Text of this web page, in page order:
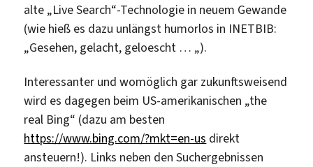
alte „Live Search“-Technologie in neuem Gewande
(wie hieß es dazu unlängst humorlos in INETBIB:
„Gesehen, gelacht, geloescht … „).
Interessanter und womöglich gar zukunftsweisend
wird es dagegen beim US-amerikanischen „the
real Bing“ (dazu am besten
https://www.bing.com/?mkt=en-us direkt
ansteuern!). Links neben den Suchergebnissen